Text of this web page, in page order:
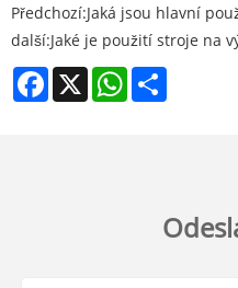
Předchozí:Jaká jsou hlavní
další:Jaké je použití stroje na
Facebook
X WhatsApp